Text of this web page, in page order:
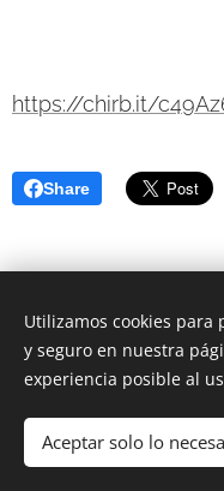
https://chirb.it/
Share
Creado
Utilizamos cookies
y seguro en nuestra
experiencia posible al
Aceptar solo lo